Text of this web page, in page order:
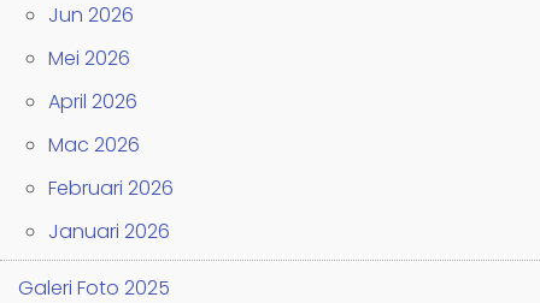
Jun 2026
Mei 2026
April 2026
Mac 2026
Februari 2026
Januari 2026
Galeri Foto 2025